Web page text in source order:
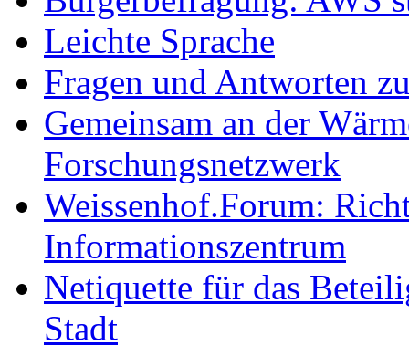
Leichte Sprache
Fragen und Antworten
Gemeinsam an der
Forschungsnetzwerk
Weissenhof.Forum:
Informationszentrum
Netiquette für das
Stadt